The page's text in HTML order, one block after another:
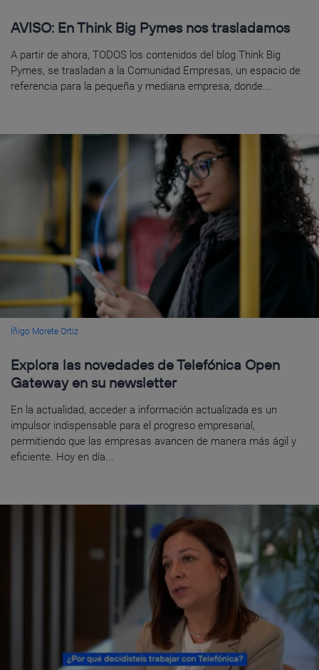
AVISO: En Think Big Pymes nos trasladamos
A partir de ahora, TODOS los contenidos del blog Think Big
Pymes, se trasladan a la Comunidad Empresas, un espacio de
referencia para la pequeña y mediana empresa, donde...
Íñigo Morete Ortiz
Explora las novedades de Telefónica Open
Gateway en su newsletter
En la actualidad, acceder a información actualizada es un
impulsor indispensable para el progreso empresarial,
permitiendo que las empresas avancen de manera más ágil y
eficiente. Hoy en día...